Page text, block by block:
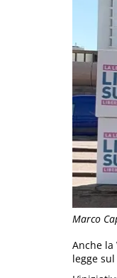
Marco
Anche la
legge